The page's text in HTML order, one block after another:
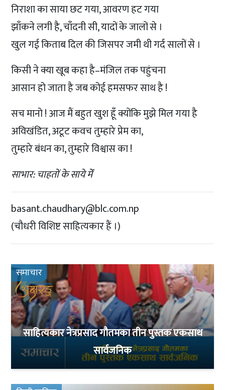
निराशा का साया छट गया, आवरण हट गया
झाँकने लगी है, चाँदनी सी, यादों के जालों से ।
खुल गई किताब दिल की जिसपर जमी थी गर्द सालों से ।
किसी ने क्या खूब कहा है–मंजिल तक पहुंचना
आसान हो जाता है जब कोई हमसफर साथ है !
सच मानो ! आज मैं बहुत खुश हूँ क्योंकि मुझे मिल गया है
अविखंडित, अटूट कवच तुम्हारे प्रेम का,
तुम्हारे बंधन का, तुम्हारे विश्वास का !
साभार: चाहतों के साये मेंं
basant.chaudhary@blc.com.np
(चौधरी विशिष्ट साहित्यकार हैं ।)
समाचार
साहित्यकार नेत्रप्रसाद गौतमका तीन पुस्तक एकसाथ
सार्वजनिक